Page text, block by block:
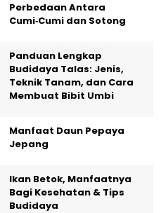
Perbedaan Antara
Cumi‑Cumi dan Sotong
Panduan Lengkap
Budidaya Talas: Jenis,
Teknik Tanam, dan Cara
Membuat Bibit Umbi
Manfaat Daun Pepaya
Jepang
Ikan Betok, Manfaatnya
Bagi Kesehatan & Tips
Budidaya